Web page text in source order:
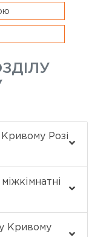
Розі
Кривому